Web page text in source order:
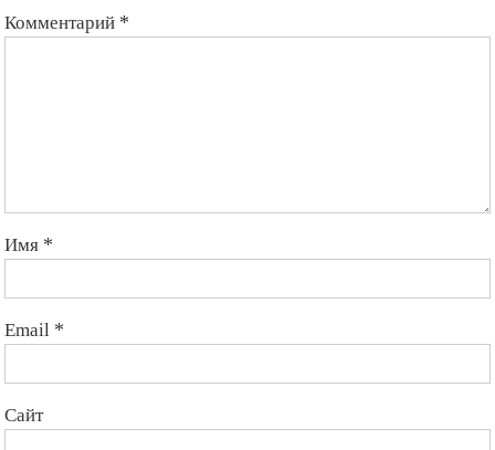
Комментарий *
Имя *
Email *
Сайт